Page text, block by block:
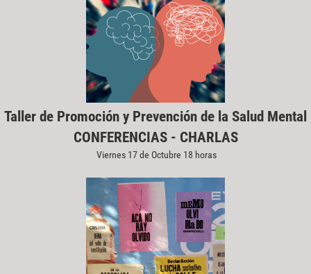
Taller de Promoción y Prevención de la Salud Mental
CONFERENCIAS - CHARLAS
Viernes 17 de Octubre 18 horas